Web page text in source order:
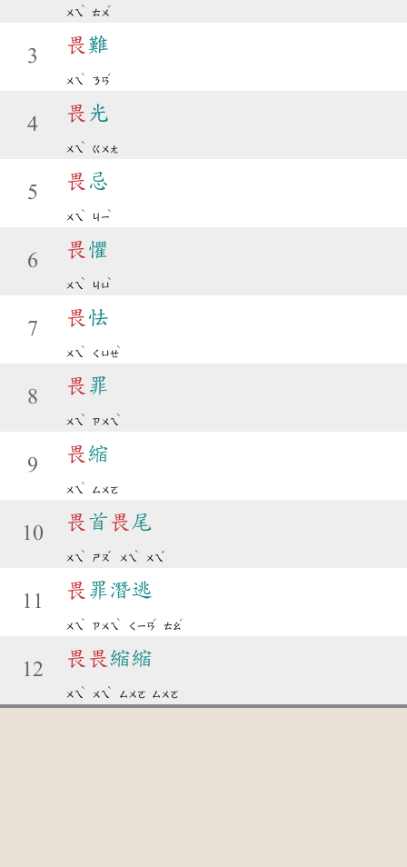
ㄨㄟ
ˋ
ㄊㄨ
ˊ
3
畏難
ㄨㄟ
ˋ
ㄋㄢ
ˊ
4
畏 光
ㄨㄟ
ˋ
ㄍㄨㄤ
5
畏 忌
ㄨㄟ
ˋ
ㄐㄧ
ˋ
6
畏 懼
ㄨㄟ
ˋ
ㄐㄩ
ˋ
7
畏 怯
ㄨㄟ
ˋ
ㄑㄩㄝ
ˋ
8
畏 罪
ㄨㄟ
ˋ
ㄗㄨㄟ
ˋ
9
畏縮
ㄨㄟ
ˋ
ㄙㄨㄛ
10
畏 首畏 尾
ㄨㄟ
ˋ
ㄕㄡ
ˇ
ㄨㄟ
ˋ
ㄨㄟ
ˇ
11
畏 罪潛逃
ㄨㄟ
ˋ
ㄗㄨㄟ
ˋ
ㄑㄧㄢ
ˊ
ㄊㄠ
ˊ
12
畏 畏縮縮
ㄨㄟ
ˋ
ㄨㄟ
ˋ
ㄙㄨㄛ ㄙㄨㄛ